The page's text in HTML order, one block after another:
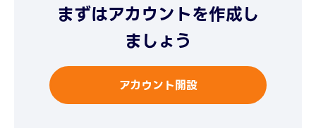
まずはアカウントを作成し
ましょう
アカウント開設